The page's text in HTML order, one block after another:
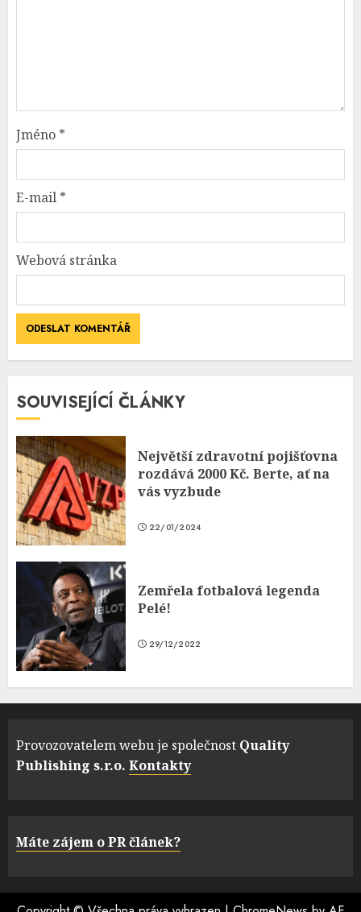
Jméno *
E-mail *
Webová stránka
SOUVISEJÍCÍ ČLÁNKY
Největší zdravotní pojišťovna
rozdává 2000 Kč. Berte, ať na
vás vyzbude
22/01/2024
Zemřela fotbalová legenda
Pelé!
29/12/2022
Provozovatelem webu je společnost Quality
Publishing s.r.o. Kontakty
Máte zájem o PR článek?